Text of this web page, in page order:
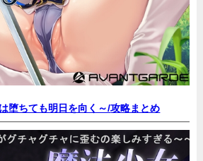
堕ちても明日を向く～/攻略まとめ